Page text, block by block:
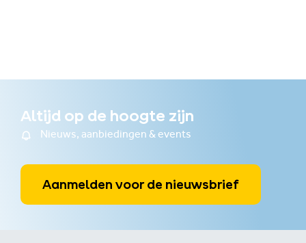
Altijd op de hoogte zijn
Nieuws, aanbiedingen & events
Aanmelden voor de nieuwsbrief